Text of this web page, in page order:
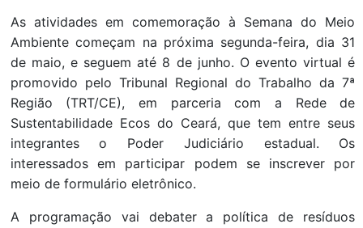
As atividades em comemoração à Semana do Meio
Ambiente começam na próxima segunda-feira, dia 31
de maio, e seguem até 8 de junho. O evento virtual é
promovido pelo Tribunal Regional do Trabalho da 7ª
Região (TRT/CE), em parceria com a Rede de
Sustentabilidade Ecos do Ceará, que tem entre seus
integrantes o Poder Judiciário estadual. Os
interessados em participar podem se inscrever por
meio de formulário eletrônico.
A programação vai debater a política de resíduos